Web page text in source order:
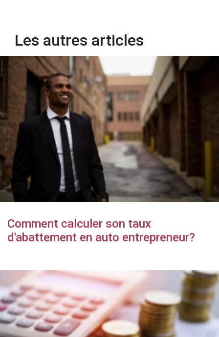
Les autres articles
Comment calculer son taux
d'abattement en auto entrepreneur?